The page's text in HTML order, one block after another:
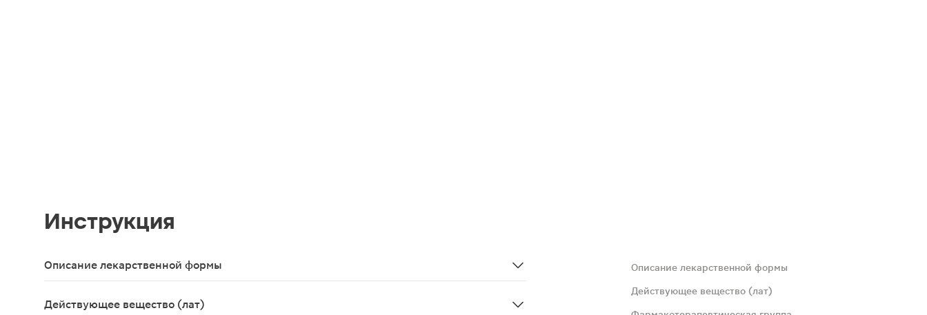
Инструкция
Описание лекарственной формы
Действующее вещество (лат)
Описание лекарственной формы
Действующее вещество (лат)